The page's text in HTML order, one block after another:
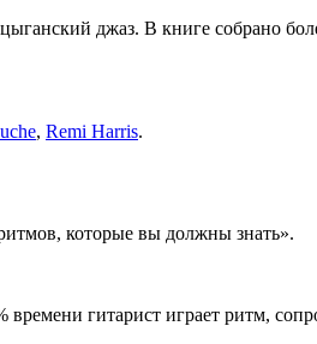
джаз. В книге собрано
, Remi Harris.
которые вы должны знать».
гитарист играет ритм,